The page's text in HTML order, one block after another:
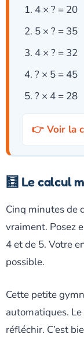
4 × ? = 20
5 × ? = 35
4 × ? = 32
? × 5 = 45
? × 4 = 28
Voir la
🧮 Le calcul
Cinq minutes de
vraiment. Posez
4 et de 5. Votre
possible.
Cette petite
automatiques.
réfléchir. C’est